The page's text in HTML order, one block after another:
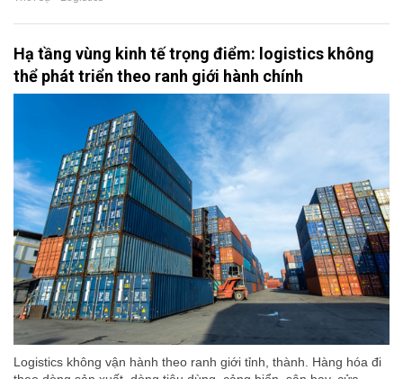
Hạ tầng vùng kinh tế trọng điểm: logistics không
thể phát triển theo ranh giới hành chính
Logistics không vận hành theo ranh giới tỉnh, thành. Hàng hóa đi